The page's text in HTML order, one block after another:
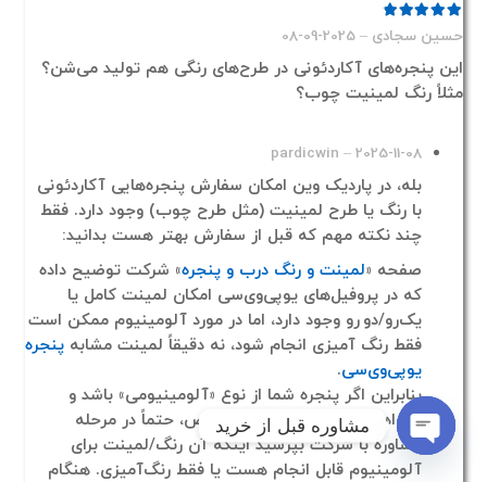
از 5
حسین سجادی–
2025-09-08
این پنجره‌های آکاردئونی در طرح‌های رنگی هم تولید می‌شن؟
مثلاً رنگ لمینیت چوب؟
pardicwin – 2025-11-08
بله، در پاردیک وین امکان سفارش پنجره‌هایی آکاردئونی
با رنگ یا طرح لمینیت (مثل طرح چوب) وجود دارد. فقط
چند نکته مهم که قبل از سفارش بهتر هست بدانید:
صفحه «لمینت و رنگ درب و پنجره‌» شرکت توضیح داده
که در پروفیل‌های یو‌پی‌وی‌سی امکان لمینت کامل یا
یک‌رو/دو رو وجود دارد، اما در مورد آلومینیوم ممکن است
فقط رنگ ­آمیزی انجام شود، نه دقیقاً لمینت مشابه پنجره
یو‌پی‌وی‌سی.
بنابراین اگر پنجره شما از نوع «آلومینیومی» باشد و
بخواهید طرح «چوب» یا رنگ خاص، حتماً در مرحله
مشاوره با شرکت بپرسید اینکه آن رنگ/لمینت برای
آلومینیوم قابل انجام هست یا فقط رنگ‌آمیزی. هنگام
مشاوره قبل از خرید
Open